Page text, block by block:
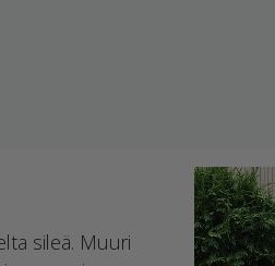
sileä. Muuri